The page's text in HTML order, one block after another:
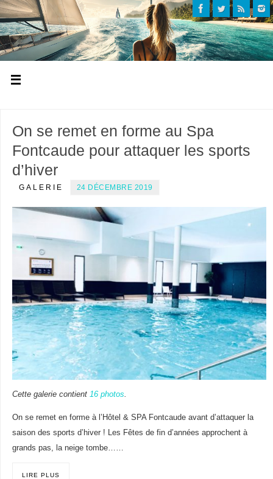
On se remet en forme au Spa
Fontcaude pour attaquer les sports
d’hiver
GALERIE 24 DÉCEMBRE 2019
Cette galerie contient 16 photos
On se remet en forme à l’Hôtel & SPA Fontcaude avant d’attaquer la
saison des sports d’hiver ! Les Fêtes de fin d’années approchent à
grands pas, la neige tombe……
LIRE PLUS